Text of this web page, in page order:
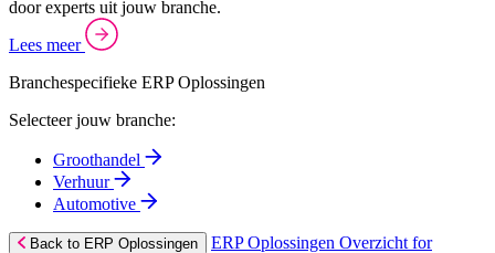
door experts uit jouw branche.
Lees meer
Branchespecifieke ERP Oplossingen
Selecteer jouw branche:
Groothandel
Verhuur
Automotive
Back to ERP Oplossingen
ERP Oplossingen Overzicht for